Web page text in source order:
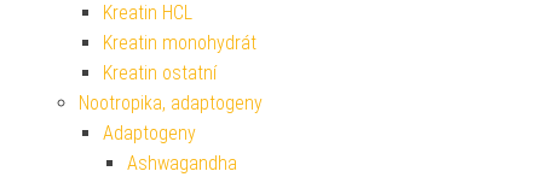
Kreatin HCL
Kreatin monohydrát
Kreatin ostatní
Nootropika, adaptogeny
Adaptogeny
Ashwagandha